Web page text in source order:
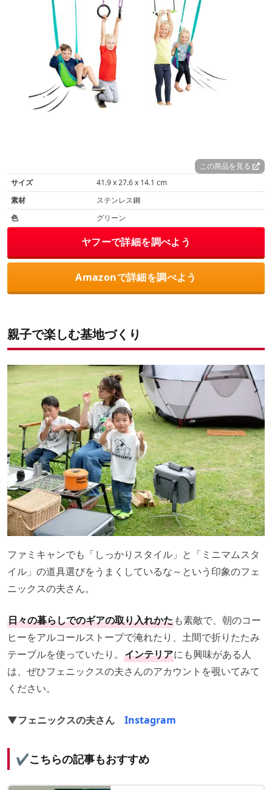
この商品を見る
サイズ
41.9 x 27.6 x 14.1 cm
素材
ステンレス鋼
色
グリーン
ヤフーで詳細を調べよう
Amazonで詳細を調べよう
親子で楽しむ基地づくり
ファミキャンでも「しっかりスタイル」と「ミニマムスタ
イル」の道具選びをうまくしているな～という印象のフェ
ニックスの夫さん。
日々の暮らしでのギアの取り入れかたも素敵で、朝のコー
ヒーをアルコールストーブで淹れたり、土間で折りたたみ
テーブルを使っていたり。 インテリアにも興味がある人
は、ぜひフェニックスの夫さんのアカウントを覗いてみて
ください。
▼フェニックスの夫さん Instagram
✔️こちらの記事もおすすめ